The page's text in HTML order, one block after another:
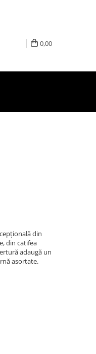
0,00
din
din catifea
adaugă un
asortate.